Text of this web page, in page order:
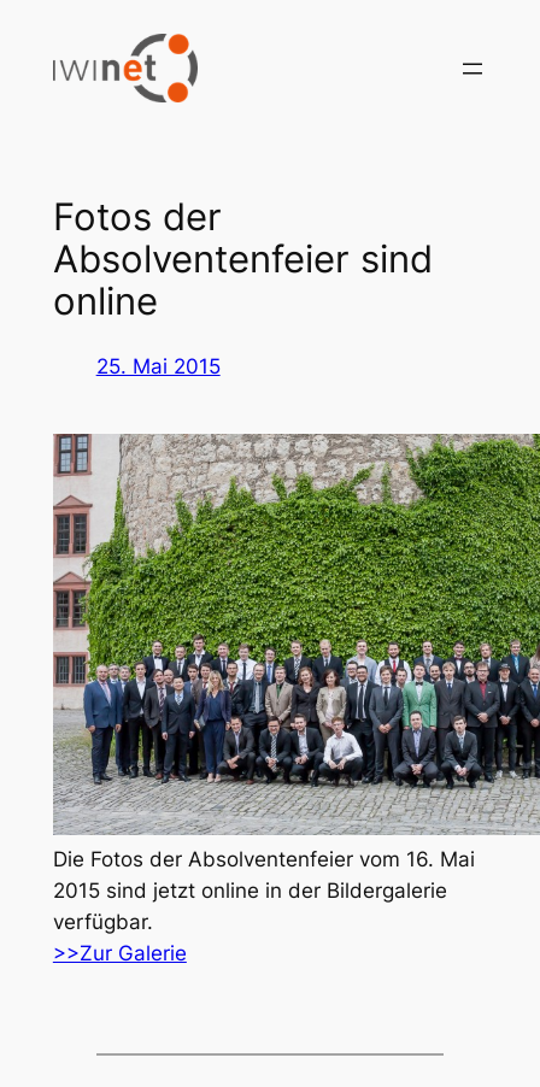
Inhalt
springen
Fotos der
Absolventenfeier sind
online
25. Mai 2015
Die Fotos der Absolventenfeier vom 16. Mai
2015 sind jetzt online in der Bildergalerie
verfügbar.
>>Zur Galerie